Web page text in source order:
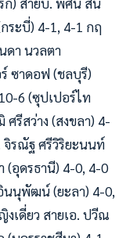
ระบี่) 4-1, 4-1 กฤ
า นวลตา
ซาดอฟ (ชลบุรี)
6 (ซุปเปอร์ไท
ศรีสว่าง (สงขลา) 4-
จิรณัฐ ศรีวิริยะนนท์
(อุดรธานี) 4-0, 4-0
นนุพัฒน์ (ยะลา) 4-0,
เดี่ยว สายเอ. ปวีณ